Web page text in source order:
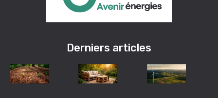
Derniers articles